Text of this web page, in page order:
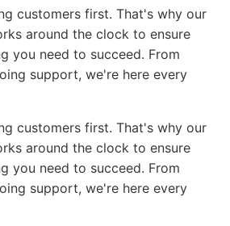
customers first. That's why our
around the clock to ensure
you need to succeed. From
support, we're here every
customers first. That's why our
around the clock to ensure
you need to succeed. From
support, we're here every